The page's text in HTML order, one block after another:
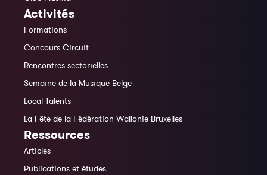
Activités
Formations
Concours Circuit
Rencontres sectorielles
Semaine de la Musique Belge
Local Talents
La Fête de la Fédération Wallonie Bruxelles
Ressources
Articles
Publications et études